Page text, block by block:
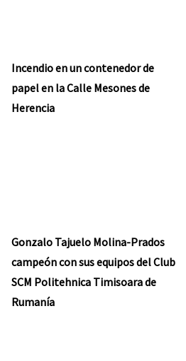
Incendio en un contenedor de
papel en la Calle Mesones de
Herencia
Gonzalo Tajuelo Molina-Prados
campeón con sus equipos del Club
SCM Politehnica Timisoara de
Rumanía